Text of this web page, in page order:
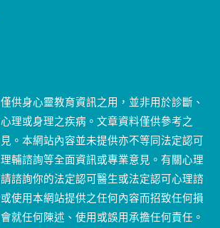
供身心靈教育資訊之用，並非用於診斷、
理或身理之疾病。文章資料僅供參考之
。本網站內容並未提供亦不等同法定認可
輔諮詢等全面資訊或專業意見。有關心理
諮詢你的法定認可醫生或法定認可心理諮
使用本網站提供之任何內容而招致任何損
就任何陳述、使用或誤用承擔任何責任。